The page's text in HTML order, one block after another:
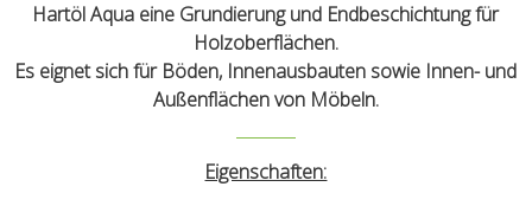
Hartöl Aqua eine Grundierung und Endbeschichtung für
Holzoberflächen.
Es eignet sich für Böden, Innenausbauten sowie Innen- und
Außenflächen von Möbeln.
Eigenschaften: